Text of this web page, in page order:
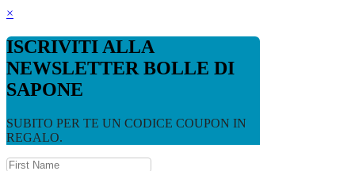
×
ISCRIVITI ALLA
NEWSLETTER BOLLE DI
SAPONE
SUBITO PER TE UN CODICE COUPON IN
REGALO.